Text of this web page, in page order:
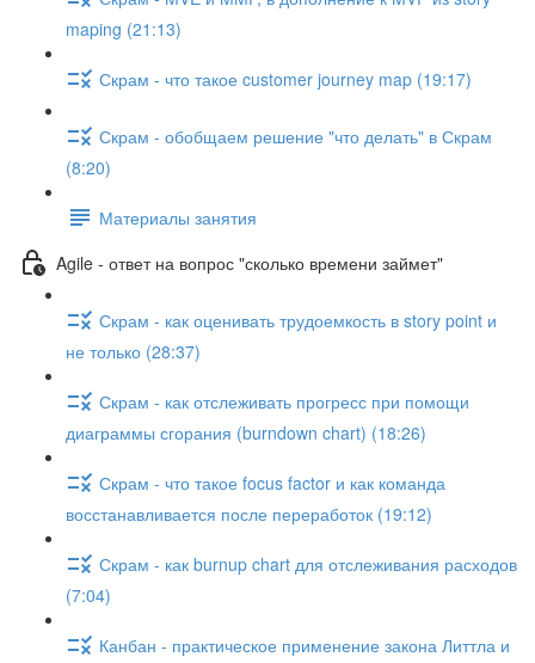
maping (21:13)
Скрам - что такое customer journey map (19:17)
Скрам - обобщаем решение "что делать" в Скрам
(8:20)
Материалы занятия
Agile - ответ на вопрос "сколько времени займет"
Скрам - как оценивать трудоемкость в story point и
не только (28:37)
Скрам - как отслеживать прогресс при помощи
диаграммы сгорания (burndown chart) (18:26)
Скрам - что такое focus factor и как команда
восстанавливается после переработок (19:12)
Скрам - как burnup chart для отслеживания расходов
(7:04)
Канбан - практическое применение закона Литтла и